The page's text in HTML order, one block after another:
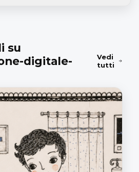
su
digitale-
Vedi
tutti